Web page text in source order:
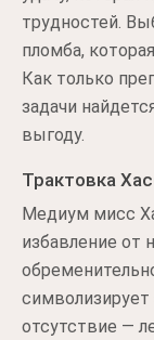
трудностей.
пломба,
Как только
задачи
выгоду.
Трактовка
Медиум мисс
избавление от
отсутствие —